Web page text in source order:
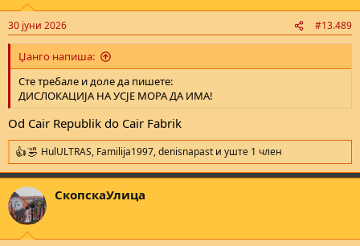
s
:
30 јуни 2026 #13.489
Џанго напиша:
Сте требале и доле да пишете:
ДИСЛОКАЦИЈА НА УСЈЕ МОРА ДА ИМА!
Od Cair Republik do Cair Fabrik
R
e
a
c
t
i
HulULTRAS, Familija1997,denisnapast и уште 1 член
СкопскаУлица